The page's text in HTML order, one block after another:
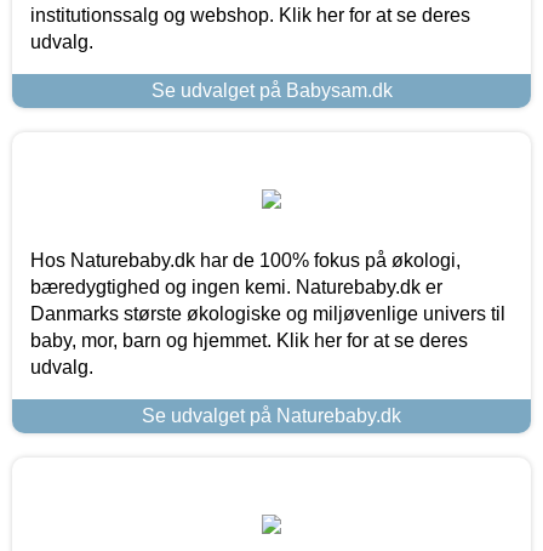
institutionssalg og webshop. Klik her for at se deres
udvalg.
Se udvalget på Babysam.dk
Hos Naturebaby.dk har de 100% fokus på økologi,
bæredygtighed og ingen kemi. Naturebaby.dk er
Danmarks største økologiske og miljøvenlige univers til
baby, mor, barn og hjemmet. Klik her for at se deres
udvalg.
Se udvalget på Naturebaby.dk